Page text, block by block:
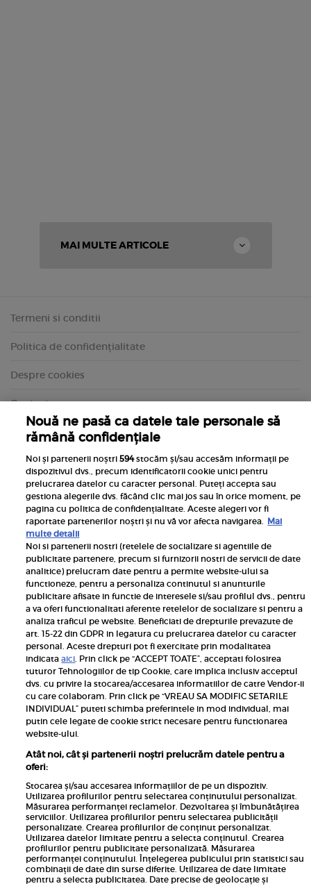
MAI MULTE ARTICOLE
Termeni si conditii
Politica de confidențialitate
Despre cookies
Contact
Inscrie-te la newsletterul UNICA
Pariază responsabil! Decizia ONJN nr. 821/25.09.2025.
Jocurile de noroc sunt interzise minorilor.
Links
Calculator sarcina
Rețete
Libertatea
Viva
Libertatea pentru femei
Avantaje
Nouă ne pasă ca datele tale personale să
rămână confidențiale
Noi și partenerii noștri594stocăm și/sau accesăm informații pe
dispozitivul dvs., precum identificatorii cookie unici pentru
prelucrarea datelor cu caracter personal. Puteți accepta sau
gestiona alegerile dvs. făcând clic mai jos sau în orice moment, pe
pagina cu politica de confidențialitate. Aceste alegeri vor fi
raportate partenerilor noștri și nu vă vor afecta navigarea. Mai
multe detalii
Noi si partenerii nostri (retelele de socializare si agentiile de
publicitate partenere, precum si furnizorii nostri de servicii de date
analitice) prelucram date pentru a permite website-ului sa
functioneze, pentru a personaliza continutul si anunturile
publicitare afisate in functie de interesele si/sau profilul dvs., pentru
a va oferi functionalitati aferente retelelor de socializare si pentru a
analiza traficul pe website. Beneficiati de drepturile prevazute de
art. 15-22 din GDPR in legatura cu prelucrarea datelor cu caracter
personal. Aceste drepturi pot fi exercitate prin modalitatea
indicataaici. Prin click pe “ACCEPT TOATE”, acceptati folosirea
tuturor Tehnologiilor de tip Cookie, care implica inclusiv acceptul
dvs. cu privire la stocarea/accesarea informatiilor de catre Vendor-ii
cu care colaboram. Prin click pe “VREAU SA MODIFIC SETARILE
INDIVIDUAL” puteti schimba preferintele in mod individual, mai
putin cele legate de cookie strict necesare pentru functionarea
website-ului.
Atât noi, cât și partenerii noștri prelucrăm datele pentru a
oferi:
Stocarea și/sau accesarea informațiilor de pe un dispozitiv.
Utilizarea profilurilor pentru selectarea conținutului personalizat.
Măsurarea performanței reclamelor. Dezvoltarea și îmbunătățirea
serviciilor. Utilizarea profilurilor pentru selectarea publicității
personalizate. Crearea profilurilor de conținut personalizat.
Utilizarea datelor limitate pentru a selecta conținutul. Crearea
profilurilor pentru publicitate personalizată. Măsurarea
performanței conținutului. Înțelegerea publicului prin statistici sau
combinații de date din surse diferite. Utilizarea de date limitate
pentru a selecta publicitatea. Date precise de geolocație și